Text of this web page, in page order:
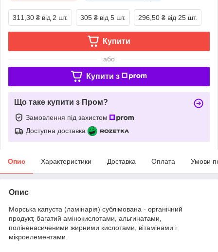
311,30 ₴ від 2 шт. 305 ₴ від 5 шт. 296,50 ₴ від 25 шт.
Купити
або
Купити з
Що таке купити з Пром?
Замовлення під захистом
Доступна доставка
Опис Характеристики Доставка Оплата Умови
Опис
Морська капуста (ламінарія) сублімована - органічний
продукт, багатий амінокислотами, альгинатами,
поліненасиченими жирними кислотами, вітамінами і
мікроелементами.